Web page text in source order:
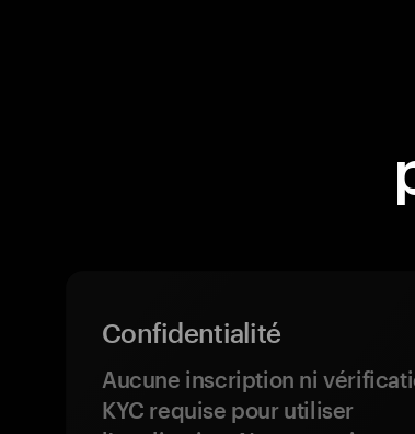
Confidentialité
Aucune inscription ni
KYC requise pour utiliser